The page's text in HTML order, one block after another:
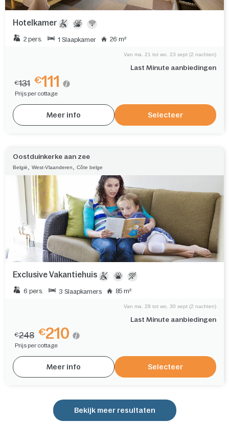
Hotelkamer
2 pers. 1 Slaapkamer 26 m²
Last Minute aanbiedingen
Van ma. 21 tot wo. 23 sept (2 nachten)
€131 €111
Prijs per cottage
Meer info Selecteer
Oostduinkerke aan zee
België, West-Vlaanderen, Côte belge
Exclusive Vakantiehuis
6 pers. 3 Slaapkamers 85 m²
Last Minute aanbiedingen
Van ma. 28 tot wo. 30 sept (2 nachten)
€248 €210
Prijs per cottage
Meer info Selecteer
Bekijk meer resultaten